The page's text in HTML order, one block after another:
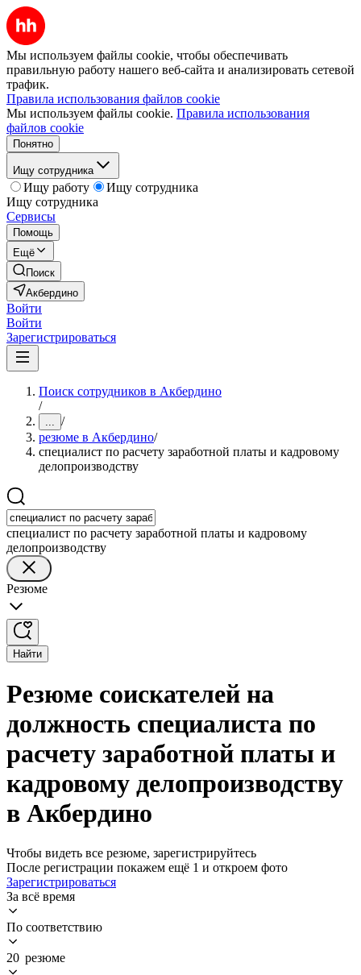
Мы используем файлы cookie, чтобы обеспечивать
правильную работу нашего веб-сайта и анализировать сетевой
трафик.
Правила использования файлов cookie
Мы используем файлы cookie. Правила использования
файлов cookie
Понятно
Ищу сотрудника
Ищу работу
Ищу сотрудника
Ищу сотрудника
Сервисы
Помощь
Ещё
Поиск
Акбердино
Войти
Войти
Зарегистрироваться
Поиск сотрудников в Акбердино
/
... /
резюме в Акбердино/
специалист по расчету заработной платы и кадровому
делопроизводству
специалист по расчету заработной платы и кадровому
делопроизводству
Резюме
Найти
Резюме соискателей на
должность специалиста по
расчету заработной платы и
кадровому делопроизводству
в Акбердино
Чтобы видеть все резюме, зарегистрируйтесь
После регистрации покажем ещё 1 и откроем фото
Зарегистрироваться
За всё время
По соответствию
20 резюме